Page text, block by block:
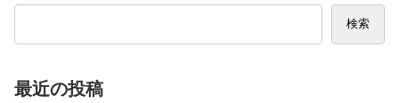
検索
最近の投稿